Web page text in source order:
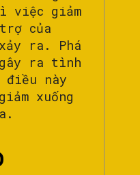
việc giảm
của
ra. Phá
ra tình
này
xuống